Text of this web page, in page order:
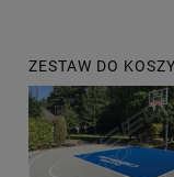
ZESTAW DO